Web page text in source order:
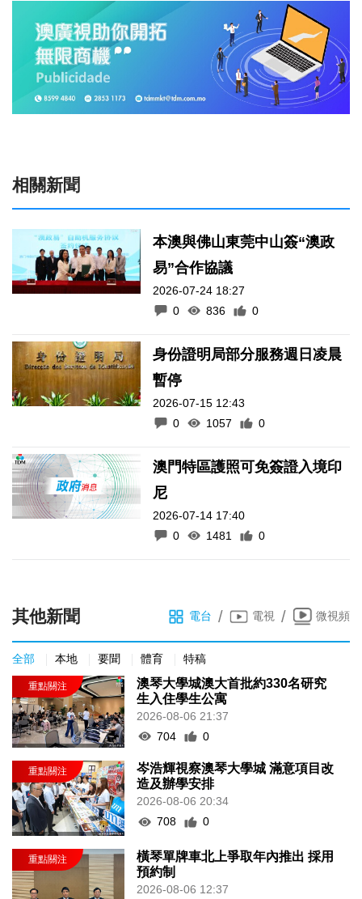
相關新聞
本澳與佛山東莞中山簽“澳政
易”合作協議
2026-07-24 18:27
0
836 0
身份證明局部分服務週日凌晨
暫停
2026-07-15 12:43
0
1057 0
澳門特區護照可免簽證入境印
尼
2026-07-14 17:40
0
1481 0
其他新聞 電台 / 電視 / 微視頻
全部 本地 要聞 體育 特稿
澳琴大學城澳大首批約330名研究
生入住學生公寓
2026-08-06 21:37
704
0
岑浩輝視察澳琴大學城 滿意項目改
造及辦學安排
2026-08-06 20:34
708
0
橫琴單牌車北上爭取年內推出 採用
預約制
2026-08-06 12:37